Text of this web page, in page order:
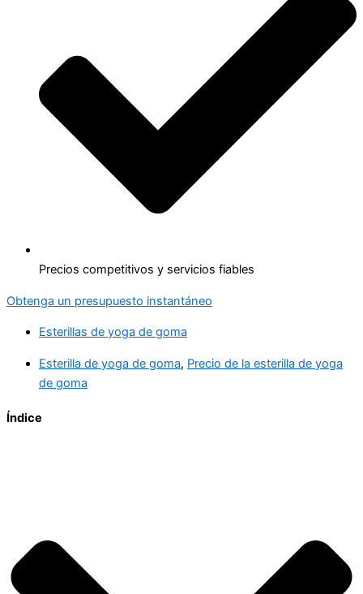
Precios competitivos y servicios fiables
Obtenga un presupuesto instantáneo
Esterillas de yoga de goma
Esterilla de yoga de goma, Precio de la esterilla de yoga
de goma
Índice